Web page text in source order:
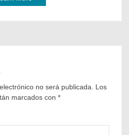
no será publicada.
Los
marcados con *